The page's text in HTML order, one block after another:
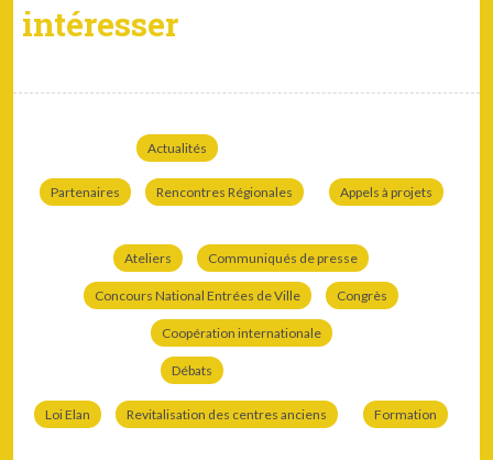
intéresser
Actualités
Partenaires Rencontres Régionales Appels à projets
Ateliers Communiqués de presse
Concours National Entrées de Ville Congrès
Coopération internationale
Débats
Loi Elan Revitalisation des centres anciens Formation